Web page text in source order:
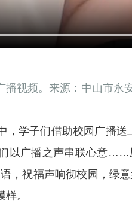
播视频。来源：中山市永
，学子们借助校园广播送
以广播之声串联心意……
，祝福声响彻校园，绿
。